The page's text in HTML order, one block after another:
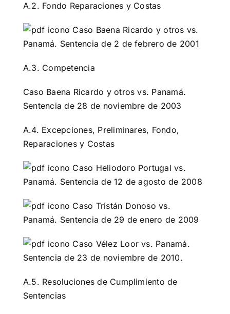
A.2. Fondo Reparaciones y Costas
Caso Baena Ricardo y otros vs.
Panamá. Sentencia de 2 de febrero de 2001
A.3. Competencia
Caso Baena Ricardo y otros vs. Panamá.
Sentencia de 28 de noviembre de 2003
A.4. Excepciones, Preliminares, Fondo,
Reparaciones y Costas
Caso Heliodoro Portugal vs.
Panamá. Sentencia de 12 de agosto de 2008
Caso Tristán Donoso vs.
Panamá. Sentencia de 29 de enero de 2009
Caso Vélez Loor vs. Panamá.
Sentencia de 23 de noviembre de 2010.
A.5. Resoluciones de Cumplimiento de
Sentencias